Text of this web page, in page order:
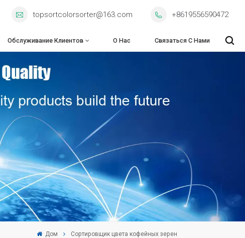
topsortcolorsorter@163.com +8619556590472
Обслуживание Клиентов О Нас Связаться С Нами
Дом Сортировщик цвета кофейных зерен